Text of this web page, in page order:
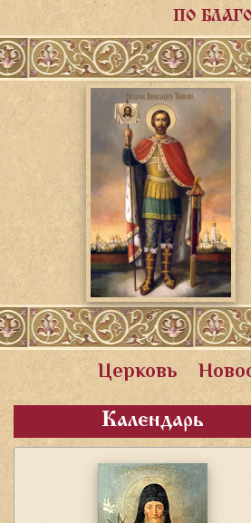
ПО
Церковь
Календарь